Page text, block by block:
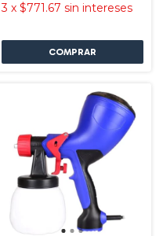
3 x $771.67 sin intereses